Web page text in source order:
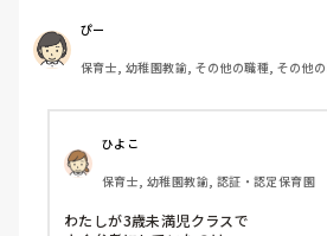
ただけたら嬉しいです。
製作に関するものや手作りおもちゃの
ような指導書のようなものなど、ど
ぴー
保育士, 幼稚園教諭, その他の職種, その他
ひよこ
保育士, 幼稚園教諭, 認証・認定保育園
わたしが3歳未満児クラスで